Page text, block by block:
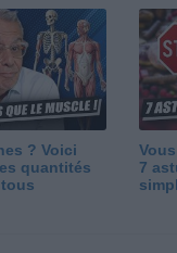
? Voici
quantités
7